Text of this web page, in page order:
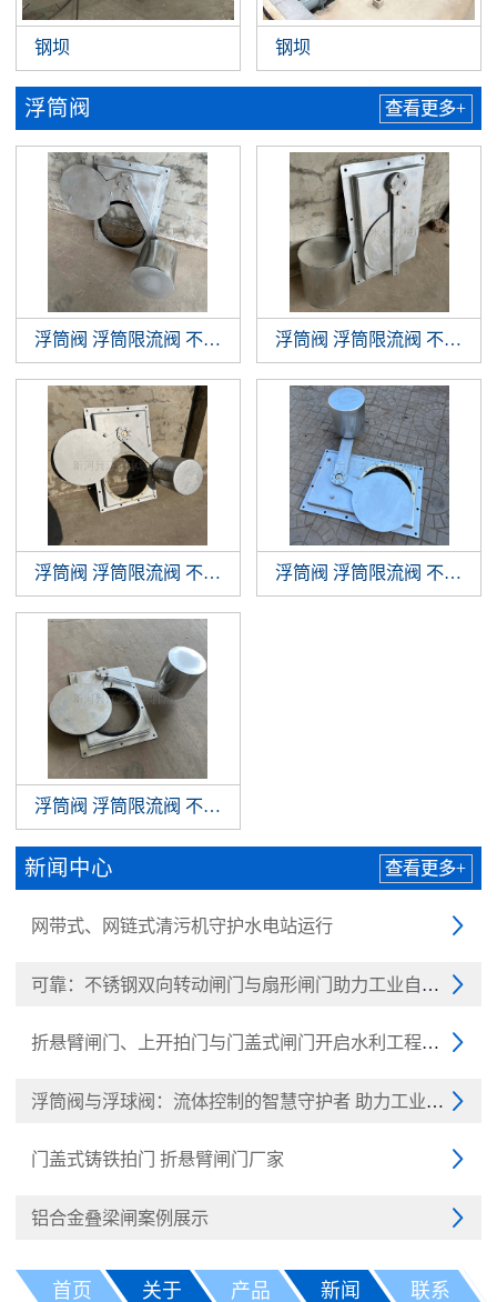
钢坝 钢坝
浮筒阀 查看更多+
浮筒阀 浮筒限流阀 不锈钢浮筒阀 浮球阀
浮筒阀 浮筒限流阀 不锈钢浮筒阀 浮球阀
新闻中心 查看更多+

网带式、网链式清污机守护水电站运行

可靠：不锈钢双向转动闸门与扇形闸门助力工业自动化

折悬臂闸门、上开拍门与门盖式闸门开启水利工程新纪元

浮筒阀与浮球阀：流体控制的智慧守护者 助力工业与民生

门盖式铸铁拍门 折悬臂闸门厂家

铝合金叠梁闸案例展示
首页 关于 产品 新闻 联系